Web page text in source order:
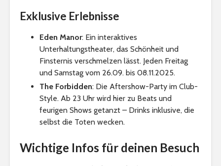
Exklusive Erlebnisse
Eden Manor: Ein interaktives
Unterhaltungstheater, das Schönheit und
Finsternis verschmelzen lässt. Jeden Freitag
und Samstag vom 26.09. bis 08.11.2025.
The Forbidden: Die Aftershow-Party im Club-
Style. Ab 23 Uhr wird hier zu Beats und
feurigen Shows getanzt – Drinks inklusive, die
selbst die Toten wecken.
Wichtige Infos für deinen Besuch